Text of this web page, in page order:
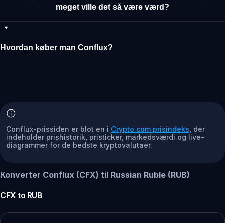
meget ville det så være værd?
Hvordan køber man Conflux?
Conflux-prissiden er blot en i Crypto.com prisindeks , der
indeholder prishistorik, pristicker, markedsværdi og live-
diagrammer for de bedste kryptovalutaer.
Konverter Conflux (CFX) til Russian Ruble (RUB)
CFX to RUB